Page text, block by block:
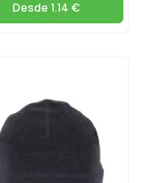
Desde 1.14 €